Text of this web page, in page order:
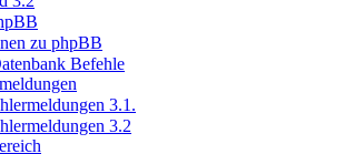
zu phpBB
Befehle
3.1.
3.2